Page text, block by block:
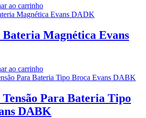
ao carrinho
Bateria Magnética Evans
ao carrinho
Tensão Para Bateria Tipo
DABK